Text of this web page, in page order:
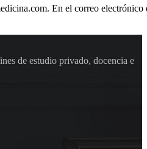
En el correo electrónico
de estudio privado, docencia e